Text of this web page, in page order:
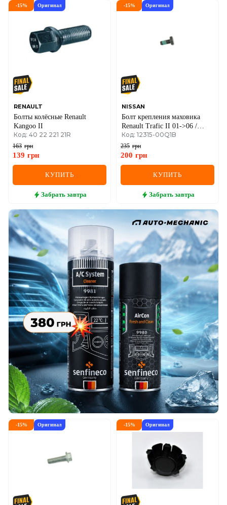
-15% Оригинал
RENAULT
Болты колёсные Renault
Kangoo II
Код: 40 22 221 21R
163 грн
139 грн
КУПИТЬ
Забрать завтра
-15% Оригинал
NISSAN
Болт крепления маховика
Renault Trafic II 01->06 /
Renault Kangoo I + II 1.9dCi
(M20)
Код: 12315-00Q1B
235 грн
200 грн
КУПИТЬ
Забрать завтра
-15% Оригинал -15% Оригинал